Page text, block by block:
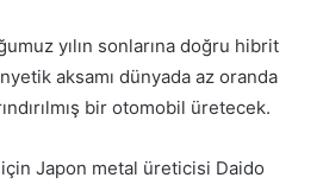
yılın sonlarına doğru hibrit
aksamı dünyada az oranda
bir otomobil üretecek.
Japon metal üreticisi Daido